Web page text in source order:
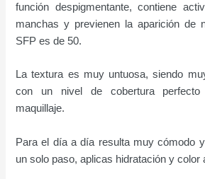
función despigmentante, contiene
manchas y previenen la aparición de
SFP es de 50.
La textura es muy untuosa, siendo
con un nivel de cobertura
maquillaje.
Para el día a día resulta muy cómodo
un solo paso, aplicas hidratación y color